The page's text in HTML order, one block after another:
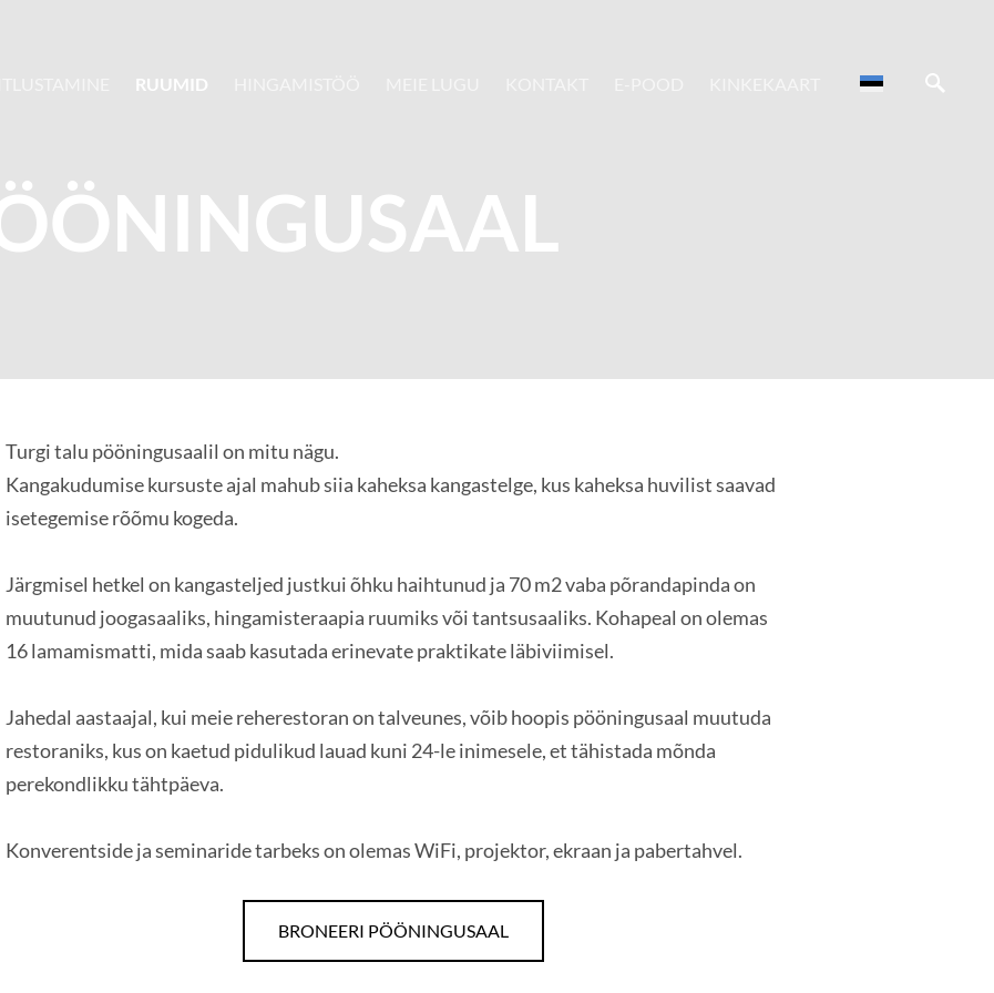
RUUMID
Turgi talu pööningusaalil on mitu nägu.
Kangakudumise kursuste ajal mahub siia kaheksa kangastelge, kus kaheksa huvilist saavad
isetegemise rõõmu kogeda.
Järgmisel hetkel on kangasteljed justkui õhku haihtunud ja 70 m2 vaba põrandapinda on
muutunud joogasaaliks, hingamisteraapia ruumiks või tantsusaaliks. Kohapeal on olemas
16 lamamismatti, mida saab kasutada erinevate praktikate läbiviimisel.
Jahedal aastaajal, kui meie reherestoran on talveunes, võib hoopis pööningusaal muutuda
restoraniks, kus on kaetud pidulikud lauad kuni 24-le inimesele, et tähistada mõnda
perekondlikku tähtpäeva.
Konverentside ja seminaride tarbeks on olemas WiFi, projektor, ekraan ja pabertahvel.
BRONEERI PÖÖNINGUSAAL